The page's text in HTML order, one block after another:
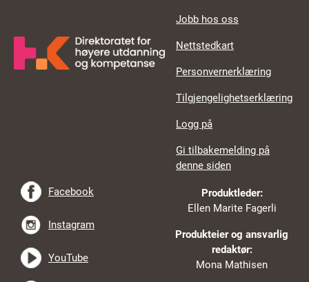
Jobb hos oss
Nettstedkart
Personvernerklæring
Tilgjengelighetserklæring
Logg på
Gi tilbakemelding på
denne siden
Produktleder:
Ellen Marite Fagerli
Produkteier og ansvarlig
redaktør:
Mona Mathisen
Facebook
Instagram
YouTube